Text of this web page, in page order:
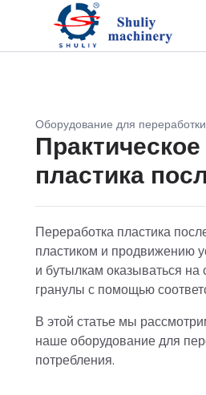
Оборудование для
пластика
Переработка пластика
пластиком и продвижению
и бутылкам оказываться
гранулы с помощью
В этой статье мы
наше оборудование для
потребления.